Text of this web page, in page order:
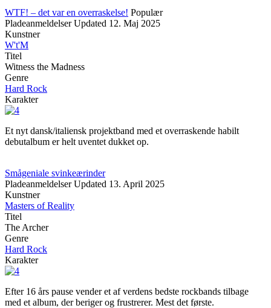
WTF! – det var en overraskelse! Populær
Pladeanmeldelser Updated 12. Maj 2025
Kunstner
W't'M
Titel
Witness the Madness
Genre
Hard Rock
Karakter
Et nyt dansk/italiensk projektband med et overraskende habilt
debutalbum er helt uventet dukket op.
Smågeniale svinkeærinder
Pladeanmeldelser Updated 13. April 2025
Kunstner
Masters of Reality
Titel
The Archer
Genre
Hard Rock
Karakter
Efter 16 års pause vender et af verdens bedste rockbands tilbage
med et album, der beriger og frustrerer. Mest det første.